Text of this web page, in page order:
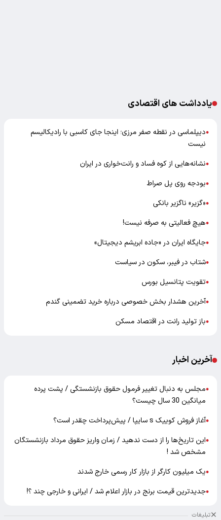
یادداشت های اقتصادی
●دیپلماسی در نقطه صفر مرزی؛ اینجا جای کاسبی با رادیکالیسم
نیست
●نشانه‌هایی از کوه فساد و رانت‌خواری در ایران
●بودجه روی پل صراط
●«گزیر» ناگزیر بانکی
●هیچ فعالیتی به صرفه نیست!
●جایگاه ایران در «جاده ابریشم دیجیتال»
●شتاب در فیبر، سکون در سیاست
●تقویت پتانسیل بورس
●آخرین هشدار بخش خصوصی درباره خرید تضمینی گندم
●باز تولید رانت در اقتصاد مسکن
آخرین اخبار
●مجلس به دنبال تغییر فرمول حقوق بازنشستگی / پشت پرده
میانگین 30 سال چیست؟
●آغاز فروش کوییک s سایپا / پیش‌پرداخت چقدر است؟
●این تاریخ‌ها را از دست ندهید / زمان واریز حقوق مرداد بازنشستگان
مشخص شد !
●یک میلیون کارگر از بازار کار رسمی خارج شدند
●جدیدترین قیمت برنج در بازار اعلام شد / ایرانی و خارجی چند ؟!
تبلیغات